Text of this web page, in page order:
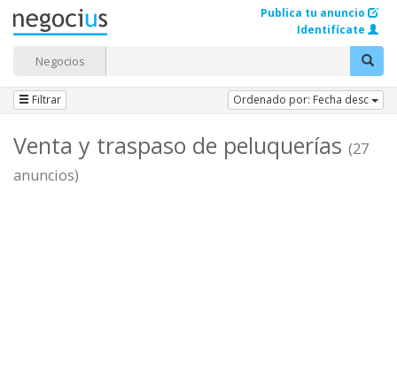
Negocios
Publica tu anuncio
Identifícate
Filtrar Ordenado por: Fecha desc
Venta y traspaso de peluquerías (27
anuncios)